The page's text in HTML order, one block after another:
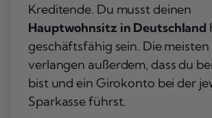
Kreditende. Du musst deinen
Hauptwohnsitz in Deutschland
geschäftsfähig sein. Die meisten
verlangen außerdem, dass du
bist und ein Girokonto bei der
Sparkasse führst.